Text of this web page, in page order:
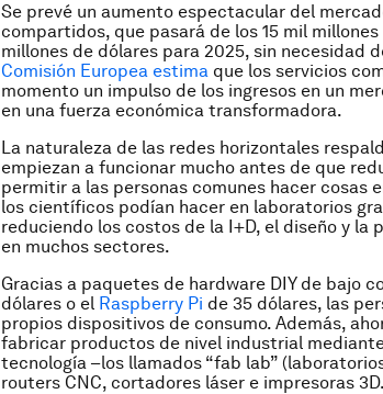
Se prevé un aumento espectacular del
compartidos, que pasará de los 15 mil
millones de dólares para 2025, sin necesidad
Comisión Europea estima que los servicios
momento un impulso de los ingresos en un
en una fuerza económica transformadora.
La naturaleza de las redes horizontales
empiezan a funcionar mucho antes de que
permitir a las personas comunes hacer cosas
los científicos podían hacer en laboratorios
reduciendo los costos de la I+D, el diseño y la
en muchos sectores.
Gracias a paquetes de hardware DIY de bajo
dólares o el Raspberry Pi de 35 dólares, las
propios dispositivos de consumo. Además,
fabricar productos de nivel industrial
tecnología –los llamados “fab lab”
routers CNC, cortadores láser e impresoras 3D.